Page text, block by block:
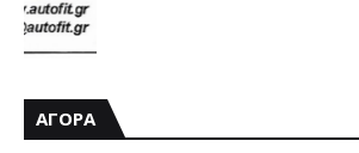
ΑΓΟΡΑ